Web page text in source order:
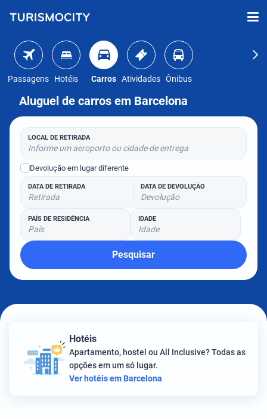
Passagens Hotéis Carros Atividades Ônibus
Aluguel de carros em Barcelona
LOCAL DE RETIRADA
Informe um aeroporto ou cidade de entrega
Devolução em lugar diferente
DATA DE RETIRADA
Retirada
DATA DE DEVOLUÇÃO
Devolução
PAÍS DE RESIDÊNCIA
País
IDADE
Idade
Pesquisar
Hotéis
Apartamento, hostel ou All Inclusive? Todas as
opções em um só lugar.
Ver hotéis em Barcelona